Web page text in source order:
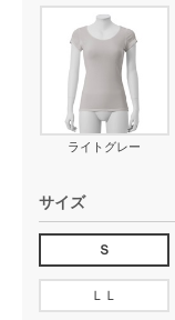
ライトグレー
サイズ
Ｓ
ＬＬ